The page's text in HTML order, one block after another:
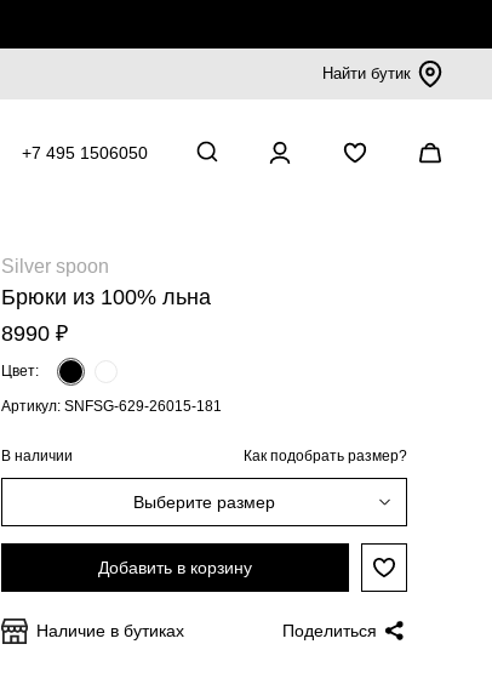
Найти бутик
+7 495 1506050
Silver spoon
Брюки из 100% льна
8990 ₽
Цвет:
Артикул: SNFSG-629-26015-181
В наличии Как подобрать размер?
Выберите размер
Добавить в корзину
Наличие в бутиках Поделиться